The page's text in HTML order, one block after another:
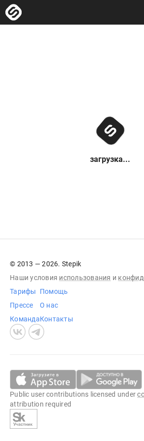
загрузка...
© 2013 — 2026. Stepik
Наши условия использования и
Тарифы
Прессе
Команда
Помощь
О нас
Контакты
Public user contributions licensed under
attribution required